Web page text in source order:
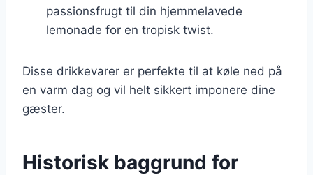
passionsfrugt til din hjemmelavede
lemonade for en tropisk twist.
Disse drikkevarer er perfekte til at køle ned på
en varm dag og vil helt sikkert imponere dine
gæster.
Historisk baggrund for